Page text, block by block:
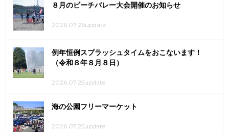
８月のビーチバレー大会開催のお知らせ
2026.07.26update
例年恒例スプラッシュタイムをおこないます！
（令和８年８月８日）
2026.07.25update
海の公園フリーマーケット
2026.07.25update